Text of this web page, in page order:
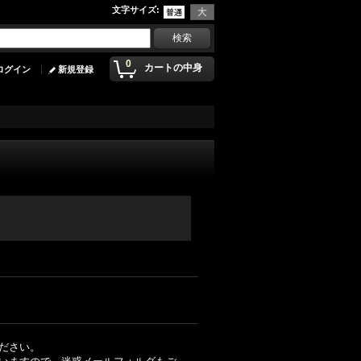
文字サイズ:
0 カートの中身
グイン 新規登録
さい。